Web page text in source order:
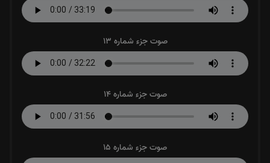
صوت جزء شماره 13
صوت جزء شماره 14
صوت جزء شماره 15